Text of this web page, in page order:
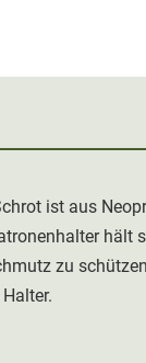
ist aus
hält
zu